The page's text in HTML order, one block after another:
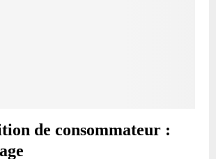
de consommateur :